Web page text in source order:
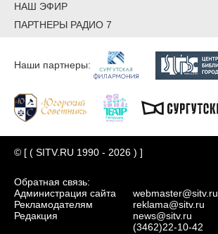
НАШ ЭФИР
ПАРТНЕРЫ РАДИО 7
Наши партнеры:
© [ ( SITV.RU 1990 - 2026 ) ]
Обратная связь:
Администрация сайта
Рекламодателям
Редакция
webmaster@sitv.ru
reklama@sitv.ru
news@sitv.ru
(3462)22-10-42